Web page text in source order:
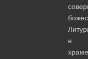
в
храме